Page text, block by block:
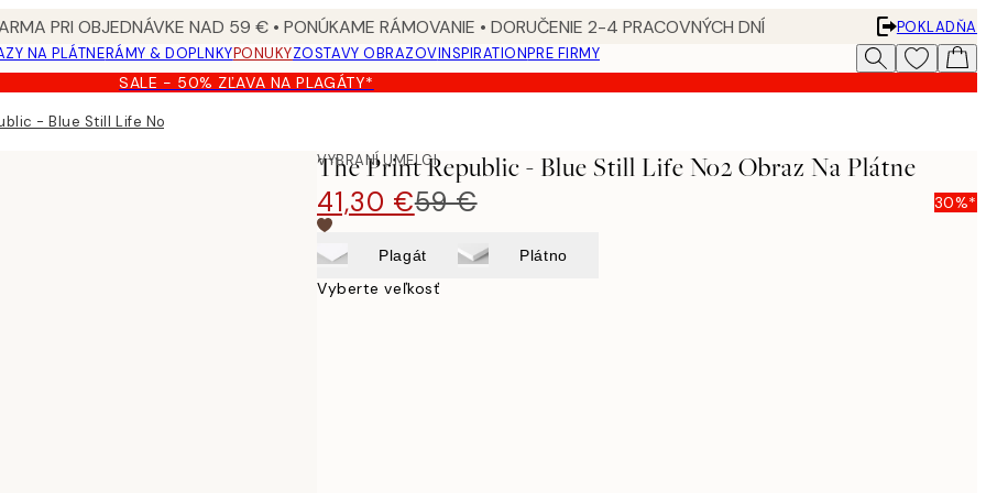
PRI OBJEDNÁVKE NAD 59 € • PONÚKAME RÁMOVANIE • DORUČENIE 2-4 PRACOVNÝCH DNÍ
POKLADŇA
NA PLÁTNERÁMY & DOPLNKYPONUKYZOSTAVY OBRAZOVINSPIRATIONPRE FIRMY
SALE - 50% ZĽAVA NA PLAGÁTY*
- Blue Still Life No2 Obraz na plátne
VYBRANÍ UMELCI
The Print Republic - Blue Still Life No2 Obraz Na Plátne
41,30 €59 € 30%*
Plagát Plátno
Vyberte veľkosť